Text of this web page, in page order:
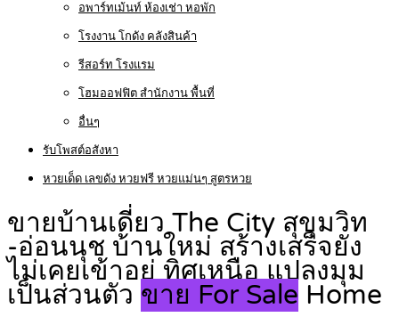
อพาร์ทเม้นท์ ห้องเช่า หอพัก
โรงงาน โกดัง คลังสินค้า
รีสอร์ท โรงแรม
โฮมออฟฟิต สำนักงาน พื้นที่
อื่นๆ
รับโพสต์อสังหา
หวยเด็ด เลขดัง หวยฟรี หวยแม่นๆ สูตรหวย
ขายบ้านเดี่ยว The City สุขุมวิท
-อ่อนนุช บ้านใหม่ สร้างเสร็จยัง
ไม่เคยเข้าอยู่ ทิศเหนือ แปลงมุม
เป็นส่วนตัว ขาย For Sale Home